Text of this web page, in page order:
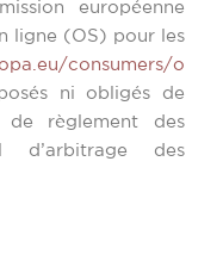
européenne
ligne (OS) pour les
consumers/o
ni obligés de
règlement des
d’arbitrage des